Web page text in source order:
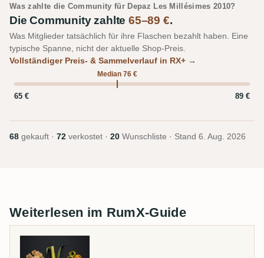
Was zahlte die Community für Depaz Les Millésimes 2010?
Die Community zahlte65–89 €.
Was Mitglieder tatsächlich für ihre Flaschen bezahlt haben. Eine
typische Spanne, nicht der aktuelle Shop-Preis.
Vollständiger Preis- & Sammelverlauf in RX+ →
Median 76 €
65 € 89 €
68 gekauft · 72 verkostet · 20 Wunschliste · Stand 6. Aug. 2026
Weiterlesen im RumX-Guide